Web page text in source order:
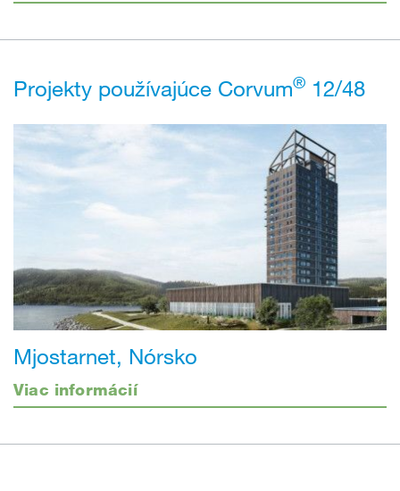
Projekty používajúce Corvum® 12/48
Mjostarnet, Nórsko
Viac informácií